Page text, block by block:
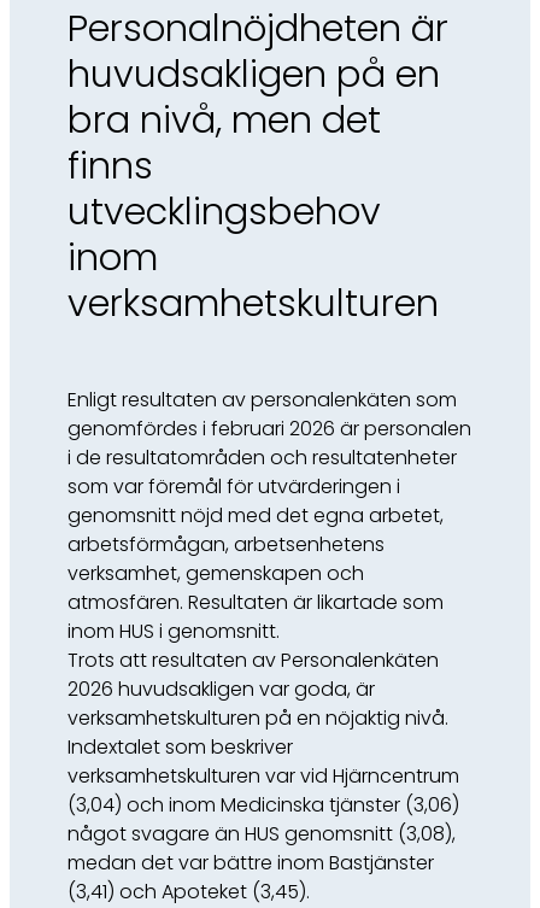
Personalnöjdheten är
huvudsakligen på en
bra nivå, men det
finns
utvecklingsbehov
inom
verksamhetskulturen
Enligt resultaten av personalenkäten som
genomfördes i februari 2026 är personalen
i de resultatområden och resultatenheter
som var föremål för utvärderingen i
genomsnitt nöjd med det egna arbetet,
arbetsförmågan, arbetsenhetens
verksamhet, gemenskapen och
atmosfären. Resultaten är likartade som
inom HUS i genomsnitt.
Trots att resultaten av Personalenkäten
2026 huvudsakligen var goda, är
verksamhetskulturen på en nöjaktig nivå.
Indextalet som beskriver
verksamhetskulturen var vid Hjärncentrum
(3,04) och inom Medicinska tjänster (3,06)
något svagare än HUS genomsnitt (3,08),
medan det var bättre inom Bastjänster
(3,41) och Apoteket (3,45).